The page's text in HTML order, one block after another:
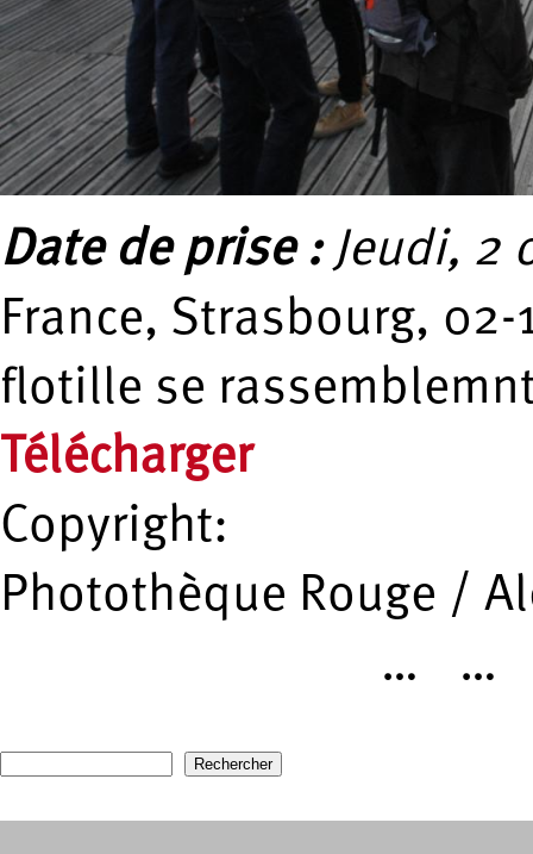
Date de prise : Jeudi, 2
France, Strasbourg,
flotille se
Télécharger
Copyright:
Photothèque Rouge /
… …
Formulaire de recherche